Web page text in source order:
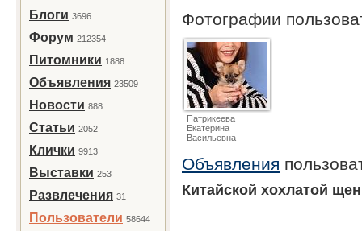
Блоги 3696
Форум 212354
Питомники 1888
Объявления 23509
Новости 888
Статьи 2052
Клички 9913
Выставки 253
Развлечения 31
Пользователи 58644
Фотографии
Патрикеева
Екатерина
Васильевна
Объявления
Китайской хохлатой